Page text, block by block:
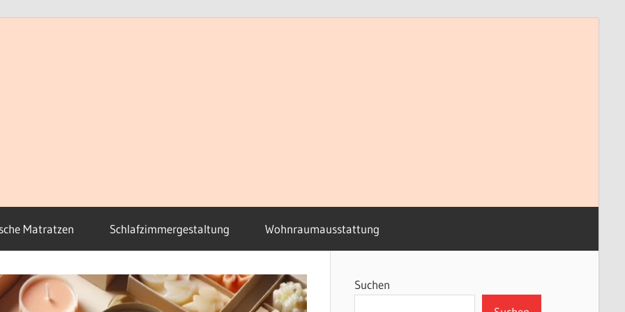
Matratzen Schlafzimmergestaltung Wohnraumausstattung
Suchen